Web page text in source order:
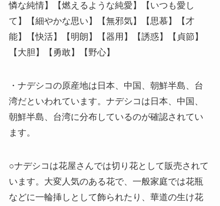
憐な純情】【燃えるような純愛】【いつも愛し
て】【細やかな思い】【無邪気】【思慕】【才
能】【快活】【明朗】【器用】【誘惑】【貞節】
【大胆】【勇敢】【野心】
・ナデシコの原産地は日本、中国、朝鮮半島、台
湾だといわれています。ナデシコは日本、中国、
朝鮮半島、台湾に分布しているのが確認されてい
ます。
○ナデシコは花屋さんでは切り花として販売されて
います。大変人気のある花で、一般家庭では花瓶
などに一輪挿しとして飾られたり、華道の生け花